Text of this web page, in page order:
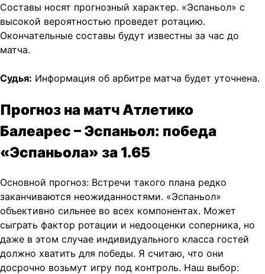
Составы носят прогнозный характер. «Эспаньол» с
высокой вероятностью проведет ротацию.
Окончательные составы будут известны за час до
матча.
Судья: Информация об арбитре матча будет уточнена.
Прогноз на матч Атлетико
Балеарес – Эспаньол: победа
«Эспаньола» за 1.65
Основной прогноз: Встречи такого плана редко
заканчиваются неожиданностями. «Эспаньол»
объективно сильнее во всех компонентах. Может
сыграть фактор ротации и недооценки соперника, но
даже в этом случае индивидуального класса гостей
должно хватить для победы. Я считаю, что они
досрочно возьмут игру под контроль. Наш выбор: